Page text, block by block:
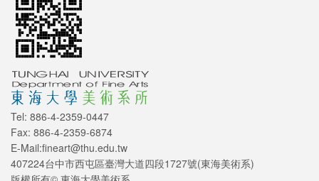
Tel: 886-4-2359-0447
Fax: 886-4-2359-6874
E-Mail:fineart@thu.edu.tw
407224台中市西屯區臺灣大道四段1727號(東海美術系)